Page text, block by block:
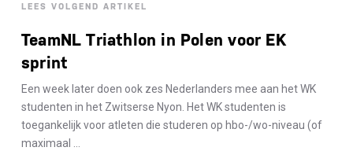
LEES VOLGEND ARTIKEL
TeamNL Triathlon in Polen voor EK
sprint
Een week later doen ook zes Nederlanders mee aan het WK
studenten in het Zwitserse Nyon. Het WK studenten is
toegankelijk voor atleten die studeren op hbo-/wo-niveau (of
maximaal ...